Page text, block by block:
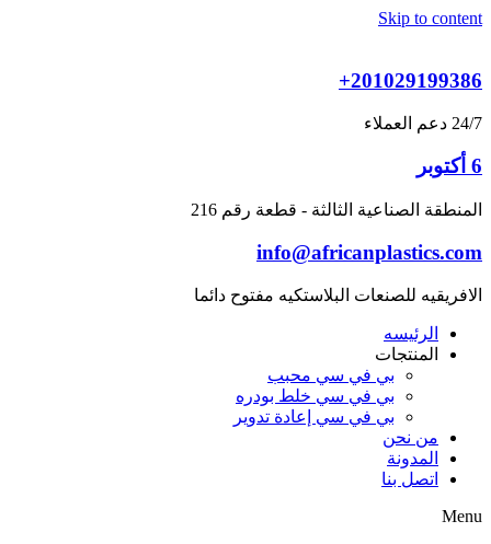
Skip to content
+201029199386
24/7 دعم العملاء
6 أكتوبر
المنطقة الصناعية الثالثة - قطعة رقم 216
info@africanplastics.com
الافريقيه للصنعات البلاستكيه مفتوح دائما
الرئيسه
المنتجات
بي في سي محبب
بي في سي خلط بودره
بي في سي إعادة تدوير
من نحن
المدونة
اتصل بنا
Menu